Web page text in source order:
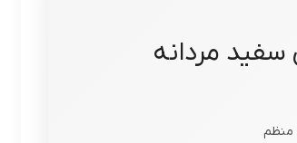
سفید مردانه
منظم